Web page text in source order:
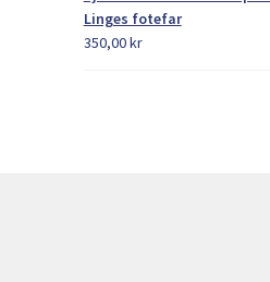
Linges fotefar
350,00kr